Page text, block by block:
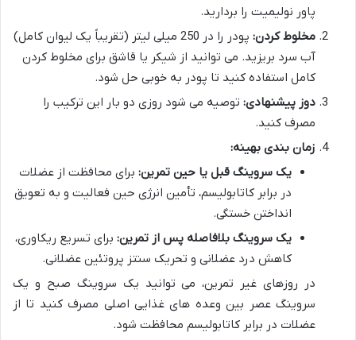
پاور نولیمیت را بردارید.
مخلوط کردن:
پودر را در 250 میلی لیتر (تقریباً یک لیوان کامل)
آب سرد بریزید. می توانید از شیکر یا قاشق برای مخلوط کردن
کامل استفاده کنید تا پودر به خوبی حل شود.
دوز پیشنهادی: توصیه می شود روزی دو بار این ترکیب را
مصرف کنید.
زمان بندی بهینه:
یک سروینگ قبل یا حین تمرین: برای محافظت از عضلات
در برابر کاتابولیسم، تأمین انرژی حین فعالیت و به تعویق
انداختن خستگی.
یک سروینگ بلافاصله پس از تمرین: برای تسریع ریکاوری،
کاهش درد عضلانی و تحریک سنتز پروتئین عضلانی.
در روزهای غیر تمرین، می توانید یک سروینگ صبح و یک
سروینگ عصر بین وعده های غذایی اصلی مصرف کنید تا از
عضلات در برابر کاتابولیسم محافظت شود.